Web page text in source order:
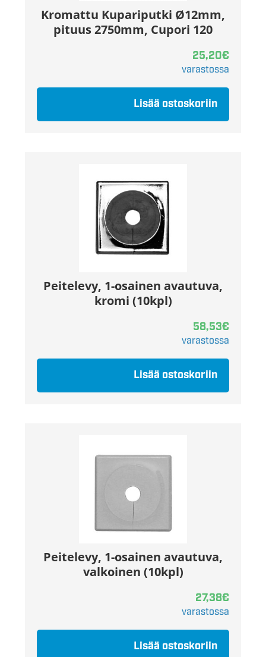
Kromattu Kupariputki Ø12mm,
pituus 2750mm, Cupori 120
25,20€
varastossa
Lisää ostoskoriin
Peitelevy, 1-osainen avautuva,
kromi (10kpl)
58,53€
varastossa
Lisää ostoskoriin
Peitelevy, 1-osainen avautuva,
valkoinen (10kpl)
27,38€
varastossa
Lisää ostoskoriin